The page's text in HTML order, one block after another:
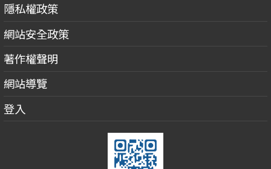
隱私權政策
網站安全政策
著作權聲明
網站導覽
登入